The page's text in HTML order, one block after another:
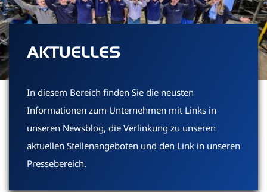
AKTUELLES
In diesem Bereich finden Sie die neusten
Informationen zum Unternehmen mit Links in
unseren Newsblog, die Verlinkung zu unseren
aktuellen Stellenangeboten und den Link in unseren
Pressebereich.